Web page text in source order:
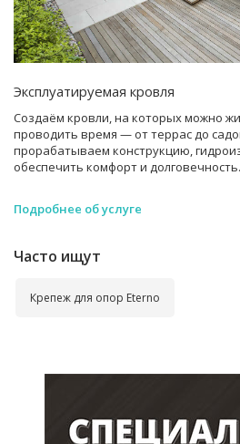
Эксплуатируемая кровля
Создаём кровли, на которых можно
проводить время — от террас до
прорабатываем конструкцию,
обеспечить комфорт и долговечность.
Подробнее об услуге
Часто ищут
Крепеж для опор Eterno